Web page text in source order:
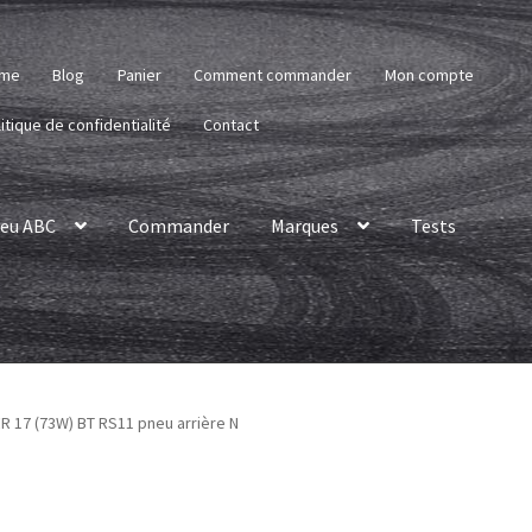
Blog Panier Comment commander Mon compte
de confidentialité Contact
ABC Commander Marques Tests
17 (73W) BT RS11 pneu arrière N